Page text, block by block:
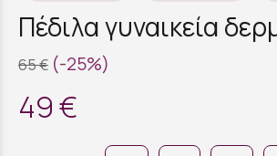
Πέδιλα γυναικεία
65 € (-25%)
49 €